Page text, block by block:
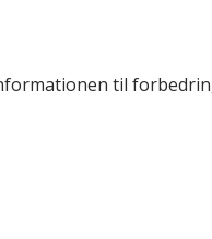
til
du bestiller, hvis du
håndvævet og der er